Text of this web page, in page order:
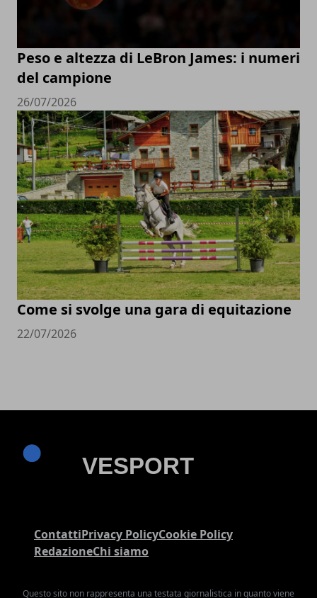
Peso e altezza di LeBron James: i numeri
del campione
26/07/2026
Come si svolge una gara di equitazione
22/07/2026
ContattiPrivacy PolicyCookie Policy
RedazioneChi siamo
Questo sito non rappresenta una testata giornalistica in quanto viene